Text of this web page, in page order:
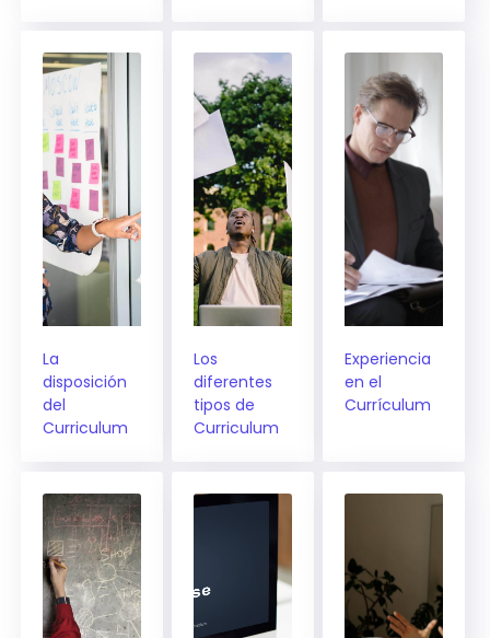
La
disposición
del
Curriculum
Los
diferentes
tipos de
Curriculum
Experiencia
en el
Currículum